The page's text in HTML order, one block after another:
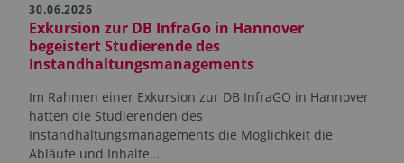
30.06.2026
Exkursion zur DB InfraGo in Hannover
begeistert Studierende des
Instandhaltungsmanagements
Im Rahmen einer Exkursion zur DB InfraGO in Hannover
hatten die Studierenden des
Instandhaltungsmanagements die Möglichkeit die
Abläufe und Inhalte…